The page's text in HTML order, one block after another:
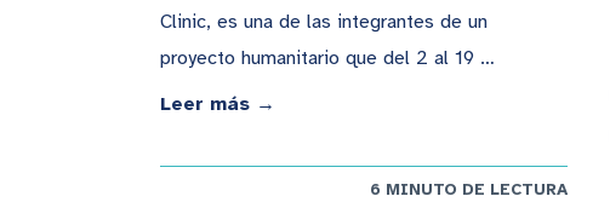
Clinic, es una de las integrantes de un
proyecto humanitario que del 2 al 19 …
Leer más →
6 MINUTO DE LECTURA